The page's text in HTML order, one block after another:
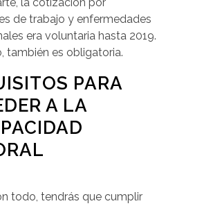
la cotización por
de trabajo y enfermedades
era voluntaria hasta 2019.
también es obligatoria.
PARA
A LA
todo, tendrás que cumplir